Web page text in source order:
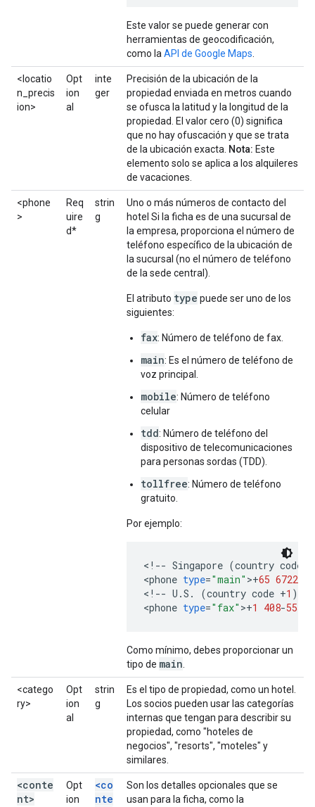
Este valor se puede generar con
herramientas de geocodificación,
como la API de Google Maps
<locatio
n_precis
ion>
Opt
ion
al
inte
ger
Precisión de la ubicación de la
propiedad enviada en metros cuando
se ofusca la latitud y la longitud de la
propiedad. El valor cero (0) significa
que no hay ofuscación y que se trata
de la ubicación exacta. Nota: Este
elemento solo se aplica a los alquileres
de vacaciones.
<phone
>
Req
uire
d*
strin
g
Uno o más números de contacto del
hotel Si la ficha es de una sucursal de
la empresa, proporciona el número de
teléfono específico de la ubicación de
la sucursal (no el número de teléfono
de la sede central).
El atributo type puede ser uno de los
siguientes:
fax: Número de teléfono de fax.
main: Es el número de teléfono de
voz principal.
mobile: Número de teléfono
celular
tdd: Número de teléfono del
dispositivo de telecomunicaciones
para personas sordas (TDD).
tollfree: Número de teléfono
gratuito.
Por ejemplo:
< ! -- Singapore (country code
<phone type="main" >+65 6722
< ! -- U .S . (country code +1 )
<phone type="fax" >+1 408-555
Como mínimo, debes proporcionar un
tipo de main
<catego
ry>
Opt
ion
al
strin
g
Es el tipo de propiedad, como un hotel.
Los socios pueden usar las categorías
internas que tengan para describir su
propiedad, como "hoteles de
negocios", "resorts", "moteles" y
similares.
<conte
nt>
Opt
ion
<co
nte
Son los detalles opcionales que se
usan para la ficha, como la